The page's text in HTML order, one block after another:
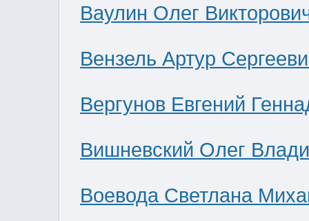
Ваулин Олег
Вензель Артур
Вергунов Евгений
Вишневский Олег
Воевода Светлана